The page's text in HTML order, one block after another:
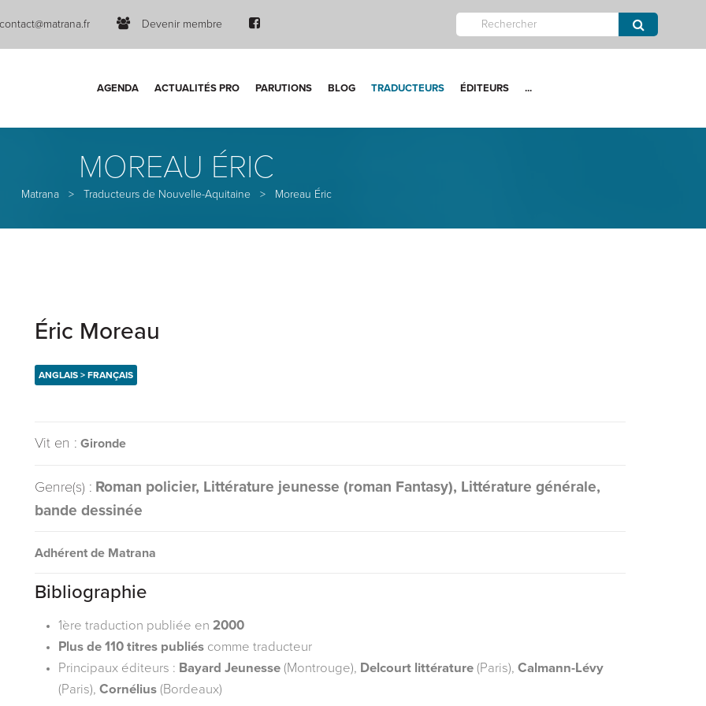
contact@matrana.fr Devenir membre
AGENDA ACTUALITÉS PRO PARUTIONS BLOG TRADUCTEURS ÉDITEURS ...
MOREAU ÉRIC
Matrana > Traducteurs de Nouvelle-Aquitaine > Moreau Éric
Éric Moreau
ANGLAIS > FRANÇAIS
Vit en : Gironde
Genre(s) : Roman policier, Littérature jeunesse (roman Fantasy), Littérature générale,
bande dessinée
Adhérent de Matrana
Bibliographie
1ère traduction publiée en 2000
Plus de 110 titres publiés comme traducteur
Principaux éditeurs : Bayard Jeunesse (Montrouge), Delcourt littérature (Paris), Calmann-Lévy
(Paris), Cornélius (Bordeaux)